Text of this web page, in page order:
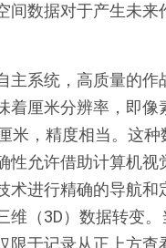
间数据对于产生未来
主系统，高质量的作
着厘米分辨率，即像
米，精度相当。这种
性允许借助计算机视
术进行精确的导航和
维（3D）数据转变。
限于记录从正上方查